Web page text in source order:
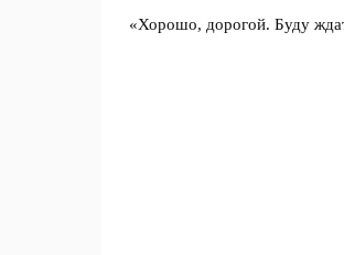
«Хорошо, дорогой. Буду